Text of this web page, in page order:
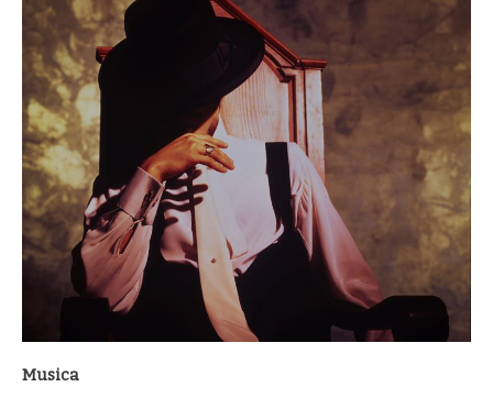
Musica